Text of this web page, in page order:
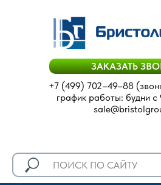
+7 (499) 702–49–88
график работы: будни
ЗАКАЗАТЬ